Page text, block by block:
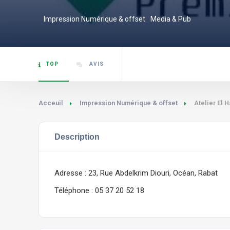
Impression Numérique & offset Media & Pub
TOP AVIS
Acceuil Impression Numérique & offset Atelier El
Description
Adresse : 23, Rue Abdelkrim Diouri, Océan, Rabat
Téléphone : 05 37 20 52 18